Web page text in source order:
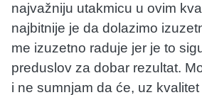
najvažniju utakmicu u ovim
najbitnije je da dolazimo
me izuzetno raduje jer je to
preduslov za dobar rezultat.
i ne sumnjam da će, uz